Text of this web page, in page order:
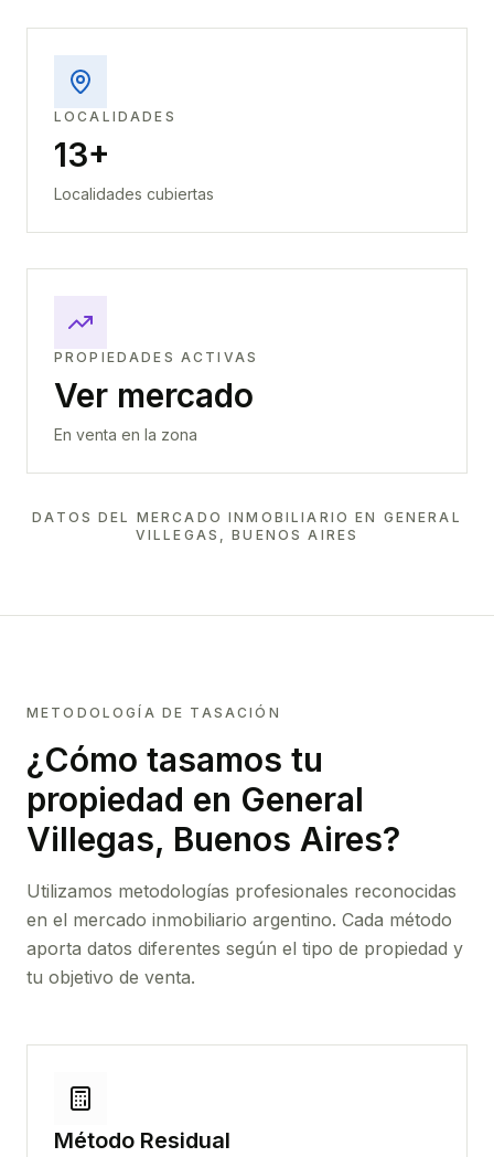
LOCALIDADES
13+
Localidades cubiertas
PROPIEDADES ACTIVAS
Ver mercado
En venta en la zona
DATOS DEL MERCADO INMOBILIARIO EN GENERAL
VILLEGAS, BUENOS AIRES
METODOLOGÍA DE TASACIÓN
¿Cómo tasamos tu
propiedad en General
Villegas, Buenos Aires?
Utilizamos metodologías profesionales reconocidas
en el mercado inmobiliario argentino. Cada método
aporta datos diferentes según el tipo de propiedad y
tu objetivo de venta.
Método Residual